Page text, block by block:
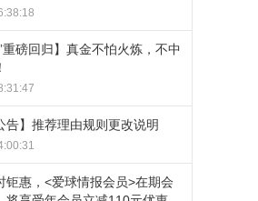
”重磅回归】真金不怕火炼，不中
告】推荐理由规则更改说明
钜惠，<爱球情报会员>在期会